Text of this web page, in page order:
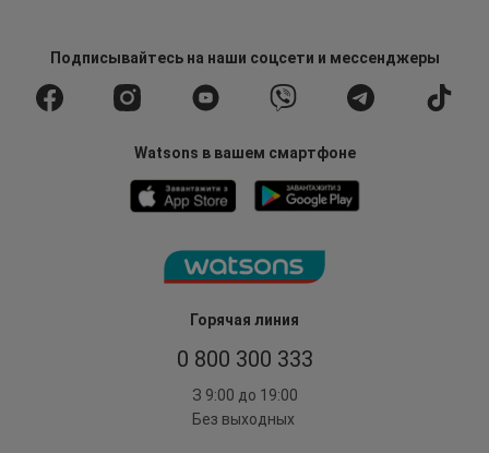
Горячая линия
0 800 300 333
З 9:00 до 19:00
Без выходных
Подписывайтесьна наши соцсети и мессенджеры
Watsons в вашем смартфоне